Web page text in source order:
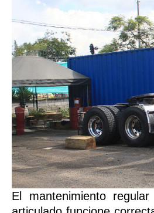
El mantenimiento